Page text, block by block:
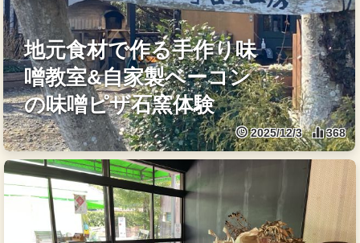
地元食材で作る手作り味
噌教室&自家製ベーコン
の味噌ピザ石窯体験
2025/12/3 368